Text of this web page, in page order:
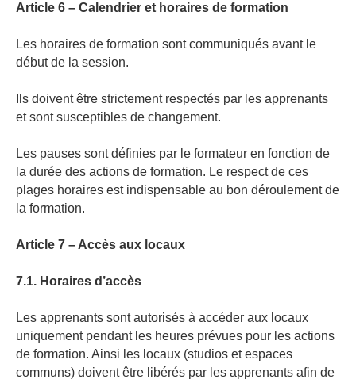
Article 6 – Calendrier et horaires de formation
Les horaires de formation sont communiqués avant le
début de la session.
Ils doivent être strictement respectés par les apprenants
et sont susceptibles de changement.
Les pauses sont définies par le formateur en fonction de
la durée des actions de formation. Le respect de ces
plages horaires est indispensable au bon déroulement de
la formation.
Article 7 – Accès aux locaux
7.1. Horaires d’accès
Les apprenants sont autorisés à accéder aux locaux
uniquement pendant les heures prévues pour les actions
de formation. Ainsi les locaux (studios et espaces
communs) doivent être libérés par les apprenants afin de